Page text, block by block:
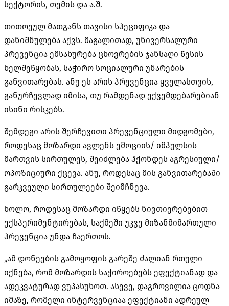
სექტორის, თემის და ა.შ.
თითოეულ მათგანს თავისი სპეციფიკა და
დანიშნულება აქვს. მაგალითად, უნივერსალური
პრევენცია ემსახურება ცხოვრების ჯანსაღი წესის
ხელშეწყობას, საჭირო სოციალური უნარების
განვითარებას. ანუ ეს არის პრევენცია ყველასთვის,
განურჩევლად იმისა, თუ რამდენად ექვემდებარებიან
ისინი რისკებს.
შემდეგი არის შერჩევითი პრევენციული მიდგომები,
როდესაც მოზარდი ავლენს ემოციის/ იმპულსის
მართვის სირთულეს, შეიძლება ჰქონდეს აგრესიული/
ოპოზიციური ქცევა. ანუ, როდესაც მის განვითარებაში
გარკვეული სირთულეები შეიმჩნევა.
ხოლო, როდესაც მოზარდი იწყებს ნივთიერებებით
ექსპერიმენტირებას, საქმეში უკვე მიზანმიმართული
პრევენცია უნდა ჩაერთოს.
„ამ დონეების გამოყოფის გარეშე ძალიან რთული
იქნება, რომ მოზარდის საჭიროებებს ეფექტიანად და
ადეკვატურად ვუპასუხოთ. ასევე, დაგროვილია ცოდნა
იმაზე, რომელი ინტერვენციაა ეფექტიანი ადრეულ